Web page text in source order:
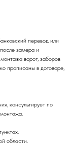
перевод или
замера и
ворот, заборов
прописаны в договоре,
консультирует по
области.